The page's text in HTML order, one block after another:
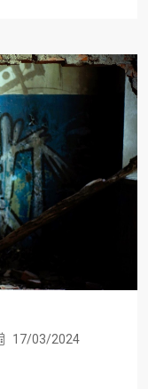
17/03/2024